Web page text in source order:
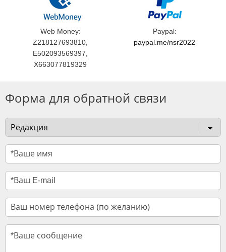
Web Money:
Z218127693810,
E502093569397,
X663077819329
Paypal:
paypal.me/nsr2022
Форма для обратной связи